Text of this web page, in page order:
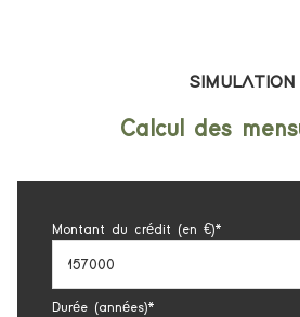
SIMULATION
Calcul des
Montant du crédit (en €)*
Durée (années)*